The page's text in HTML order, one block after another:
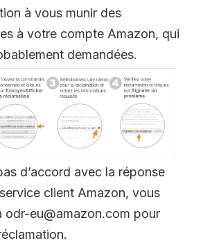
à vous munir des
à votre compte Amazon, qui
demandées.
d’accord avec la réponse
client Amazon, vous
odr-eu@amazon.com pour